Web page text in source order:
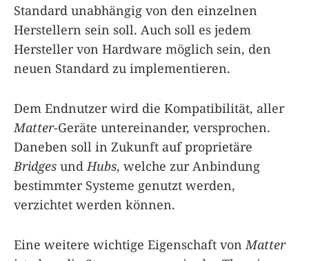
Standard unabhängig von den einzelnen
Herstellern sein soll. Auch soll es jedem
Hersteller von Hardware möglich sein, den
neuen Standard zu implementieren.
Dem Endnutzer wird die Kompatibilität, aller
Matter-Geräte untereinander, versprochen.
Daneben soll in Zukunft auf proprietäre
Bridges und Hubs, welche zur Anbindung
bestimmter Systeme genutzt werden,
verzichtet werden können.
Eine weitere wichtige Eigenschaft von Matter